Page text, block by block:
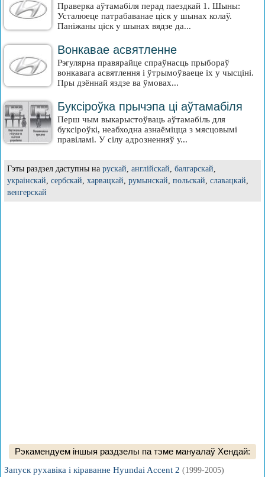
Праверка аўтамабіля перад паездкай 1. Шыны:
Усталюеце патрабаванае ціск у шынах колаў.
Паніжаны ціск у шынах вядзе да...
Вонкавае асвятленне
Рэгулярна правярайце спраўнасць прыбораў
вонкавага асвятлення і ўтрымоўваеце іх у чысціні.
Пры дзённай яздзе ва ўмовах...
Буксіроўка прычэпа ці аўтамабіля
Перш чым выкарыстоўваць аўтамабіль для
буксіроўкі, неабходна азнаёміцца з мясцовымі
правіламі. У сілу адрозненняў у...
Гэты раздзел даступны на рускай, англійскай, балгарскай,
украінскай, сербскай, харвацкай, румынскай, польскай, славацкай,
венгерскай
Рэкамендуем іншыя раздзелы па тэме мануалаў Хендай:
Запуск рухавіка і кіраванне Hyundai Accent 2 (1999-2005)